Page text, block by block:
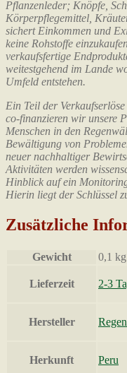
Pflanzenleder; Knöpfe,
Körperpflegemittel,
sichert Einkommen und
keine Rohstoffe
verkaufsfertige
weitestgehend im Lande
Umfeld entstehen.
Ein Teil der
co-finanzieren wir unsere
Menschen in den
Bewältigung von
neuer nachhaltiger
Aktivitäten werden
Hinblick auf ein
Hierin liegt der Schlüssel
Zusätzliche
Gewicht 0,1 kg
Lieferzeit 2-3
Hersteller
Herkunft Peru